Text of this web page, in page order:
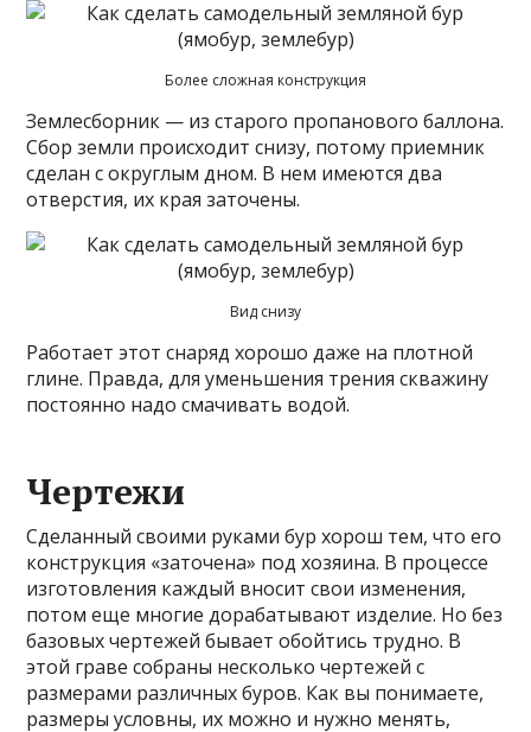
Более сложная конструкция
Землесборник — из старого пропанового баллона.
Сбор земли происходит снизу, потому приемник
сделан с округлым дном. В нем имеются два
отверстия, их края заточены.
Вид снизу
Работает этот снаряд хорошо даже на плотной
глине. Правда, для уменьшения трения скважину
постоянно надо смачивать водой.
Чертежи
Сделанный своими руками бур хорош тем, что его
конструкция «заточена» под хозяина. В процессе
изготовления каждый вносит свои изменения,
потом еще многие дорабатывают изделие. Но без
базовых чертежей бывает обойтись трудно. В
этой граве собраны несколько чертежей с
размерами различных буров. Как вы понимаете,
размеры условны, их можно и нужно менять,